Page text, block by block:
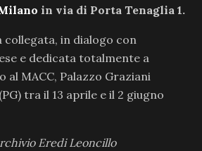
in via di Porta Tenaglia 1.
collegata, in dialogo con
e dedicata totalmente a
al MACC, Palazzo Graziani
tra il 13 aprile e il 2 giugno
Eredi Leoncillo